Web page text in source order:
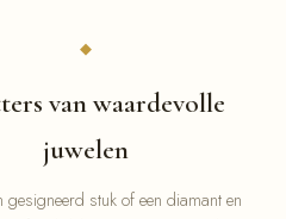
◆
van waardevolle
juwelen
gesigneerd stuk of een diamant en